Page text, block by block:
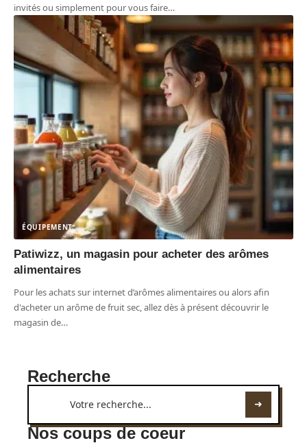
invités ou simplement pour vous faire…
ÉQUIPEMENT
Patiwizz, un magasin pour acheter des arômes
alimentaires
Pour les achats sur internet d’arômes alimentaires ou alors afin
d'acheter un arôme de fruit sec, allez dès à présent découvrir le
magasin de…
Recherche
Nos coups de coeur